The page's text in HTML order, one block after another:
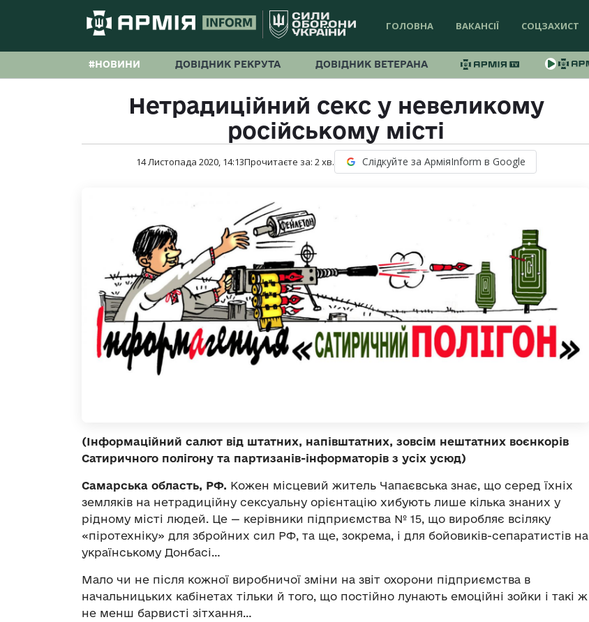
ГОЛОВНА ВАКАНСІЇ СОЦЗАХИСТ
#НОВИНИ ДОВІДНИК РЕКРУТА ДОВІДНИК ВЕТЕРАНА
Нетрадиційний секс у невеликому
російському місті
14 Листопада 2020, 14:13Прочитаєте за: 2хв. Слідкуйте за АрміяInform в Google
(Інформаційний салют від штатних, напівштатних, зовсім нештатних воєнкорів
Сатиричного полігону та партизанів-інформаторів з усіх усюд)
Самарська область, РФ. Кожен місцевий житель Чапаєвська знає, що серед їхніх
земляків на нетрадиційну сексуальну орієнтацію хибують лише кілька знаних у
рідному місті людей. Це — керівники підприємства № 15, що виробляє всіляку
«піротехніку» для збройних сил РФ, та ще, зокрема, і для бойовиків-сепаратистів на
українському Донбасі…
Мало чи не після кожної виробничої зміни на звіт охорони підприємства в
начальницьких кабінетах тільки й того, що постійно лунають емоційні зойки і такі ж
не менш барвисті зітхання…